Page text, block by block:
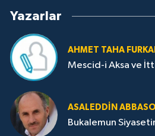
Yazarlar
AHMET TAHA
Mescid-i Aksa ve
ASALEDDIN
Bukalemun